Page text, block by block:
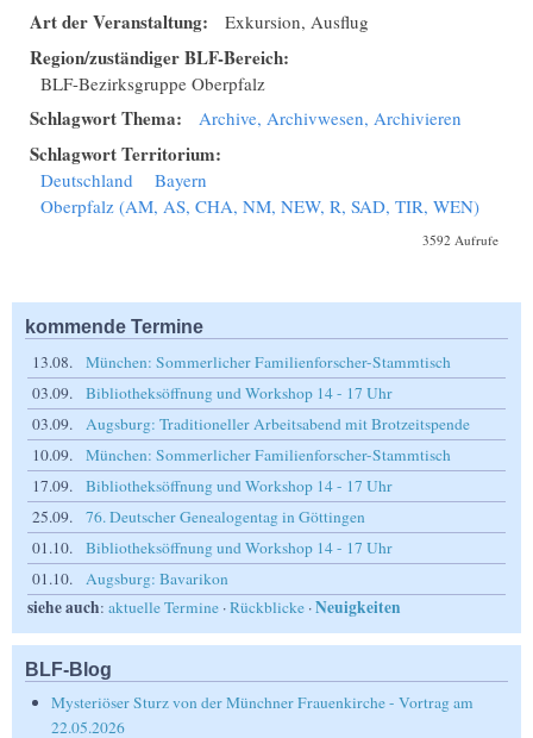
Art der Veranstaltung: Exkursion, Ausflug
Region/zuständiger BLF-Bereich:
BLF-Bezirksgruppe Oberpfalz
Schlagwort Thema: Archive, Archivwesen, Archivieren
Schlagwort Territorium:
Deutschland
Bayern
Oberpfalz (AM, AS, CHA, NM, NEW, R, SAD, TIR, WEN)
3592 Aufrufe
kommende Termine
13.08.
München: Sommerlicher Familienforscher-Stammtisch
03.09.
Bibliotheksöffnung und Workshop 14 - 17 Uhr
03.09.
Augsburg: Traditioneller Arbeitsabend mit Brotzeitspende
10.09.
München: Sommerlicher Familienforscher-Stammtisch
17.09.
Bibliotheksöffnung und Workshop 14 - 17 Uhr
25.09.
76. Deutscher Genealogentag in Göttingen
01.10.
Bibliotheksöffnung und Workshop 14 - 17 Uhr
01.10.
Augsburg: Bavarikon
siehe auch: aktuelle Termine ·Rückblicke ·Neuigkeiten
BLF-Blog
Mysteriöser Sturz von der Münchner Frauenkirche - Vortrag am
22.05.2026